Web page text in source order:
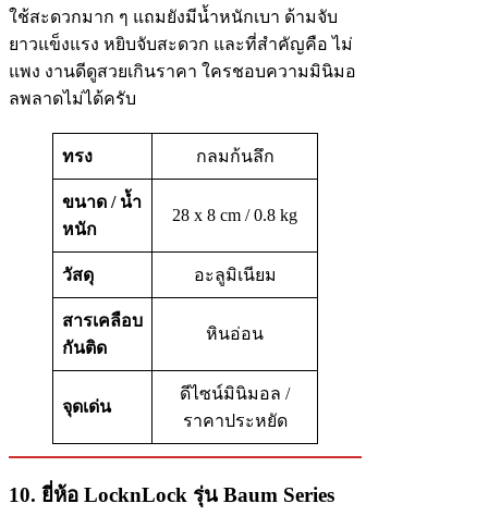
ใช้สะดวกมาก ๆ แถมยังมีน้ำหนักเบา ด้ามจับ
ยาวแข็งแรง หยิบจับสะดวก และที่สำคัญคือ ไม่
แพง งานดีดูสวยเกินราคา ใครชอบความมินิมอ
ลพลาดไม่ได้ครับ
ทรง กลมก้นลึก
ขนาด / น้ำ
หนัก
28 x 8 cm / 0.8 kg
วัสดุ อะลูมิเนียม
สารเคลือบ
กันติด
หินอ่อน
จุดเด่น
ดีไซน์มินิมอล /
ราคาประหยัด
10. ยี่ห้อ LocknLock รุ่น Baum Series